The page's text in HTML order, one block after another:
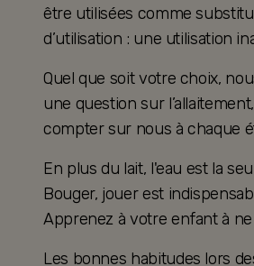
être utilisées comme
d’utilisation : une utilisation
Quel que soit votre choix,
une question sur
compter sur nous à chaque
En plus du lait, l'eau est la
Bouger, jouer est
Apprenez à votre enfant à
Les bonnes habitudes lors